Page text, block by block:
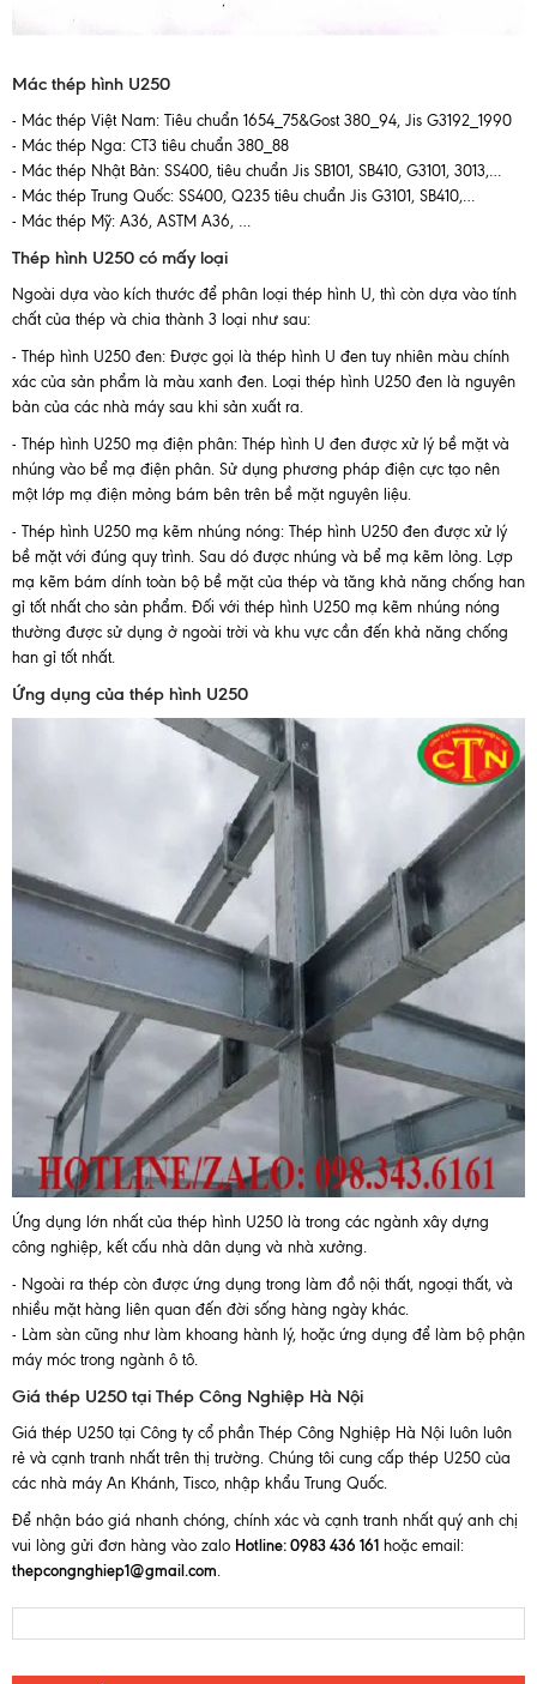
Mác thép hình U250
- Mác thép Việt Nam: Tiêu chuẩn 1654_75&Gost 380_94, Jis G3192_1990
- Mác thép Nga: CT3 tiêu chuẩn 380_88
- Mác thép Nhật Bản: SS400, tiêu chuẩn Jis SB101, SB410, G3101, 3013,…
- Mác thép Trung Quốc: SS400, Q235 tiêu chuẩn Jis G3101, SB410,…
- Mác thép Mỹ: A36, ASTM A36, …
Thép hình U250 có mấy loại
Ngoài dựa vào kích thước để phân loại thép hình U, thì còn dựa vào tính
chất của thép và chia thành 3 loại như sau:
- Thép hình U250 đen: Được gọi là thép hình U đen tuy nhiên màu chính
xác của sản phẩm là màu xanh đen. Loại thép hình U250 đen là nguyên
bản của các nhà máy sau khi sản xuất ra.
- Thép hình U250 mạ điện phân: Thép hình U đen được xử lý bề mặt và
nhúng vào bể mạ điện phân. Sử dụng phương pháp điện cực tạo nên
một lớp mạ điện mỏng bám bên trên bề mặt nguyên liệu.
- Thép hình U250 mạ kẽm nhúng nóng: Thép hình U250 đen được xử lý
bề mặt với đúng quy trình. Sau dó được nhúng và bể mạ kẽm lỏng. Lợp
mạ kẽm bám dính toàn bộ bề mặt của thép và tăng khả năng chống han
gỉ tốt nhất cho sản phẩm. Đối với thép hình U250 mạ kẽm nhúng nóng
thường được sử dụng ở ngoài trời và khu vực cần đến khả năng chống
han gỉ tốt nhất.
Ứng dụng của thép hình U250
Ứng dụng lớn nhất của thép hình U250 là trong các ngành xây dựng
công nghiệp, kết cấu nhà dân dụng và nhà xưởng.
- Ngoài ra thép còn được ứng dụng trong làm đồ nội thất, ngoại thất, và
nhiều mặt hàng liên quan đến đời sống hàng ngày khác.
- Làm sàn cũng như làm khoang hành lý, hoặc ứng dụng để làm bộ phận
máy móc trong ngành ô tô.
Giá thép U250 tại Thép Công Nghiệp Hà Nội
Giá thép U250 tại Công ty cổ phần Thép Công Nghiệp Hà Nội luôn luôn
rẻ và cạnh tranh nhất trên thị trường. Chúng tôi cung cấp thép U250 của
các nhà máy An Khánh, Tisco, nhập khẩu Trung Quốc.
Để nhận báo giá nhanh chóng, chính xác và cạnh tranh nhất quý anh chị
vui lòng gửi đơn hàng vào zalo Hotline: 0983 436 161 hoặc email:
thepcongnghiep1@gmail.com.